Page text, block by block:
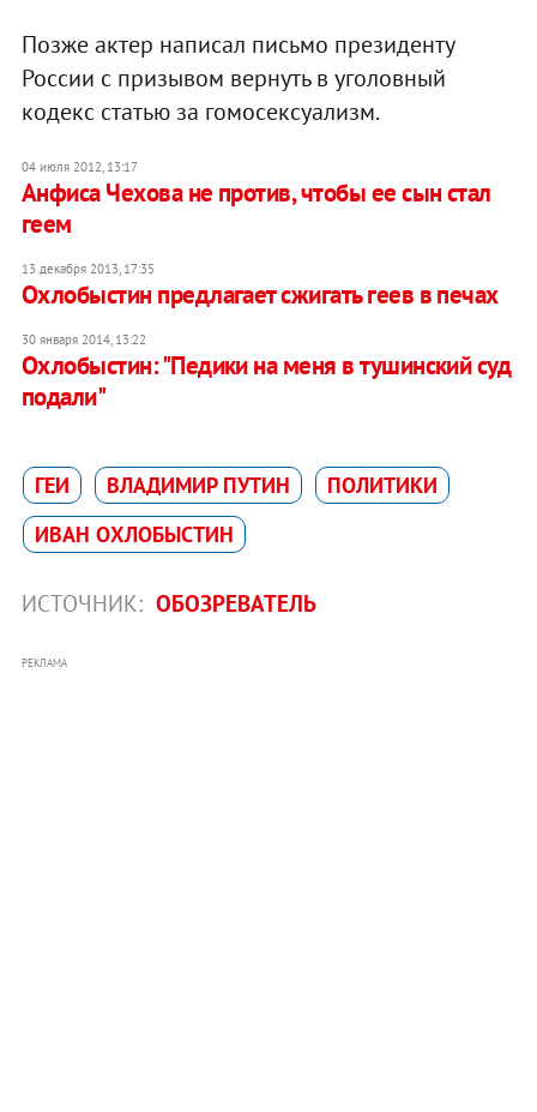
Позже актер написал письмо президенту
России с призывом вернуть в уголовный
кодекс статью за гомосексуализм.
04 июля 2012, 13:17
Анфиса Чехова не против, чтобы ее сын стал
геем
13 декабря 2013, 17:35
Охлобыстин предлагает сжигать геев в печах
30 января 2014, 13:22
Охлобыстин: "Педики на меня в тушинский суд
подали"
ГЕИ ВЛАДИМИР ПУТИН
ПОЛИТИКИ
ИВАН ОХЛОБЫСТИН
ИСТОЧНИК: ОБОЗРЕВАТЕЛЬ
РЕКЛАМА